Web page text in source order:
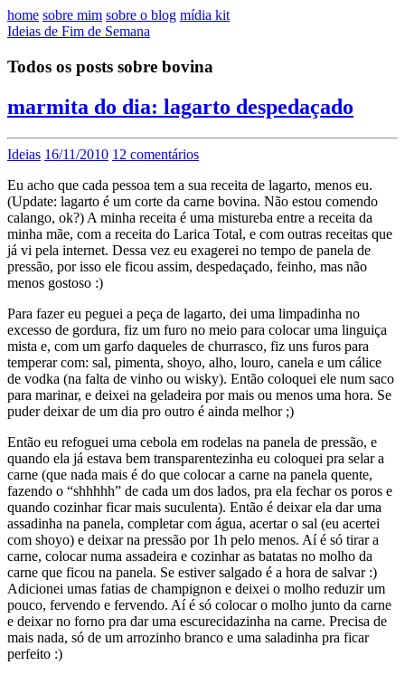
home sobre mim sobre o blog mídia kit
Ideias de Fim de Semana
Todos os posts sobre bovina
marmita do dia: lagarto despedaçado
Ideias 16/11/2010 12 comentários
Eu acho que cada pessoa tem a sua receita de lagarto, menos eu.
(Update: lagarto é um corte da carne bovina. Não estou comendo
calango, ok?) A minha receita é uma mistureba entre a receita da
minha mãe, com a receita do Larica Total, e com outras receitas que
já vi pela internet. Dessa vez eu exagerei no tempo de panela de
pressão, por isso ele ficou assim, despedaçado, feinho, mas não
menos gostoso :)
Para fazer eu peguei a peça de lagarto, dei uma limpadinha no
excesso de gordura, fiz um furo no meio para colocar uma linguiça
mista e, com um garfo daqueles de churrasco, fiz uns furos para
temperar com: sal, pimenta, shoyo, alho, louro, canela e um cálice
de vodka (na falta de vinho ou wisky). Então coloquei ele num saco
para marinar, e deixei na geladeira por mais ou menos uma hora. Se
puder deixar de um dia pro outro é ainda melhor ;)
Então eu refoguei uma cebola em rodelas na panela de pressão, e
quando ela já estava bem transparentezinha eu coloquei pra selar a
carne (que nada mais é do que colocar a carne na panela quente,
fazendo o “shhhhh” de cada um dos lados, pra ela fechar os poros e
quando cozinhar ficar mais suculenta). Então é deixar ela dar uma
assadinha na panela, completar com água, acertar o sal (eu acertei
com shoyo) e deixar na pressão por 1h pelo menos. Aí é só tirar a
carne, colocar numa assadeira e cozinhar as batatas no molho da
carne que ficou na panela. Se estiver salgado é a hora de salvar :)
Adicionei umas fatias de champignon e deixei o molho reduzir um
pouco, fervendo e fervendo. Aí é só colocar o molho junto da carne
e deixar no forno pra dar uma escurecidazinha na carne. Precisa de
mais nada, só de um arrozinho branco e uma saladinha pra ficar
perfeito :)